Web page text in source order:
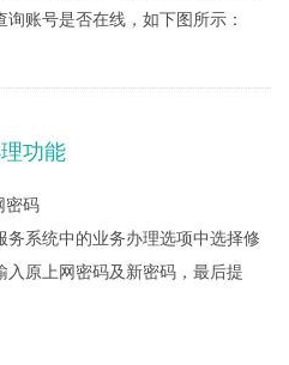
账号是否在线，如下图所示：
功能
密码
务系统中的业务办理选项中选择修
入原上网密码及新密码，最后提